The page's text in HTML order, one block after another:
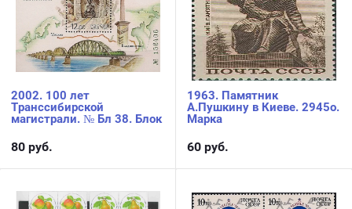
2002. 100 лет
Транссибирской
магистрали. № Бл 38. Блок
80 руб.
1963. Памятник
А.Пушкину в Киеве. 2945о.
Марка
60 руб.